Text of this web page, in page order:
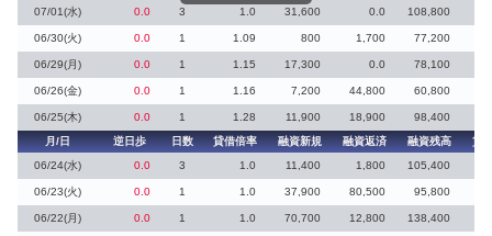
07/01(水) 0.0 3 1.0 31,600 0.0 108,800
06/30(火) 0.0 1 1.09 800 1,700 77,200
06/29(月) 0.0 1 1.15 17,300 0.0 78,100
06/26(金) 0.0 1 1.16 7,200 44,800 60,800
06/25(木) 0.0 1 1.28 11,900 18,900
98,400
月/日
逆日歩 日数 貸借倍率 融資新規 融資返済 融資残高
貸
06/24(水)
0.0 3 1.0 11,400 1,800 105,400
06/23(火) 0.0 1 1.0 37,900 80,500 95,800
06/22(月) 0.0 1 1.0 70,700 12,800 138,400